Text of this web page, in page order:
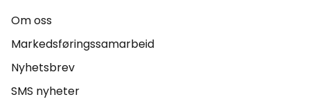
Om oss
Markedsføringssamarbeid
Nyhetsbrev
SMS nyheter